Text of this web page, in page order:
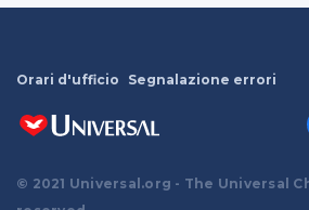
© 2021 Universal.org - The Universal
Orari d'ufficio Segnalazione errori